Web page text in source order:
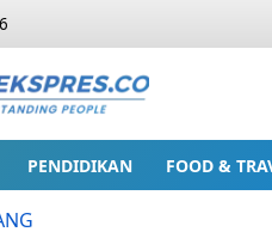
PENDIDIKAN FOOD &